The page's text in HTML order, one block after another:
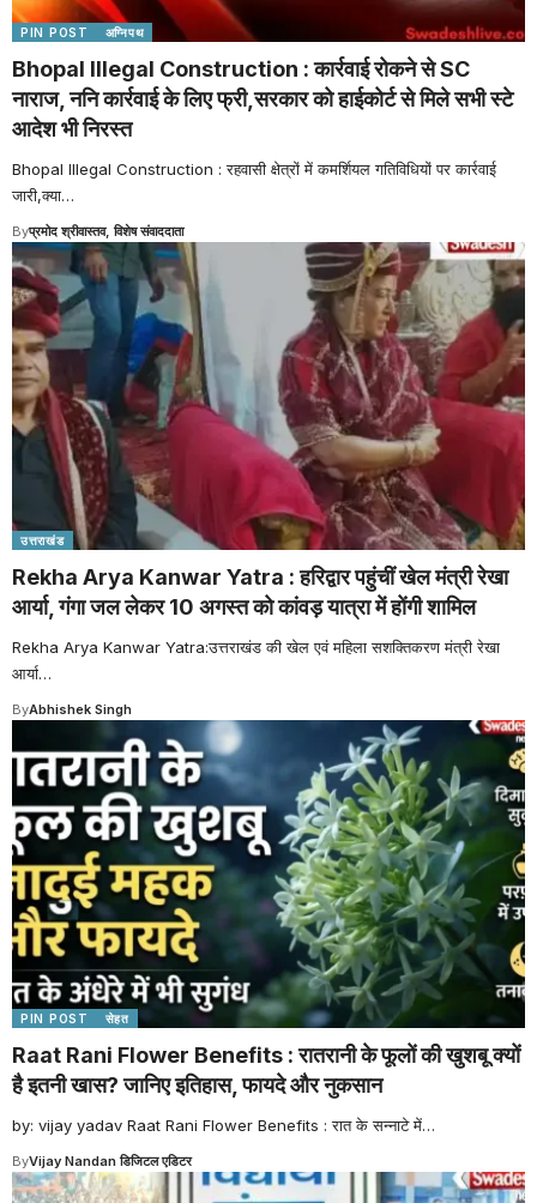
PIN POST अग्निपथ
Bhopal Illegal Construction : कार्रवाई रोकने से SC
नाराज, ननि कार्रवाई के लिए फ्री,सरकार को हाईकोर्ट से मिले सभी स्टे
आदेश भी निरस्त
Bhopal Illegal Construction : रहवासी क्षेत्रों में कमर्शियल गतिविधियों पर कार्रवाई
जारी,क्या…
Byप्रमोद श्रीवास्तव, विशेष संवाददाता
उत्तराखंड
Rekha Arya Kanwar Yatra : हरिद्वार पहुंचीं खेल मंत्री रेखा
आर्या, गंगा जल लेकर 10 अगस्त को कांवड़ यात्रा में होंगी शामिल
Rekha Arya Kanwar Yatra:उत्तराखंड की खेल एवं महिला सशक्तिकरण मंत्री रेखा
आर्या…
ByAbhishek Singh
PIN POST सेहत
Raat Rani Flower Benefits : रातरानी के फूलों की खुशबू क्यों
है इतनी खास? जानिए इतिहास, फायदे और नुकसान
by: vijay yadav Raat Rani Flower Benefits : रात के सन्नाटे में…
ByVijay Nandan डिजिटल एडिटर